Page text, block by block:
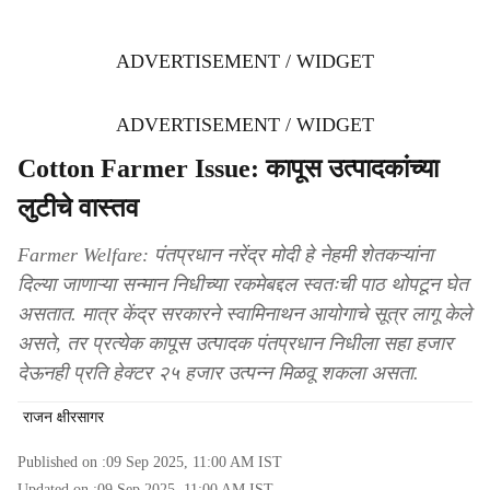
ADVERTISEMENT / WIDGET
ADVERTISEMENT / WIDGET
Cotton Farmer Issue: कापूस उत्पादकांच्या
लुटीचे वास्तव
Farmer Welfare: पंतप्रधान नरेंद्र मोदी हे नेहमी शेतकऱ्यांना
दिल्या जाणाऱ्या सन्मान निधीच्या रकमेबद्दल स्वतःची पाठ थोपटून घेत
असतात. मात्र केंद्र सरकारने स्वामिनाथन आयोगाचे सूत्र लागू केले
असते, तर प्रत्येक कापूस उत्पादक पंतप्रधान निधीला सहा हजार
देऊनही प्रति हेक्टर २५ हजार उत्पन्न मिळवू शकला असता.
राजन क्षीरसागर
Published on :09 Sep 2025, 11:00 AM IST